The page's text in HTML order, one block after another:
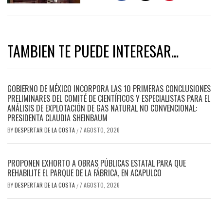
TAMBIEN TE PUEDE INTERESAR...
GOBIERNO DE MÉXICO INCORPORA LAS 10 PRIMERAS CONCLUSIONES
PRELIMINARES DEL COMITÉ DE CIENTÍFICOS Y ESPECIALISTAS PARA EL
ANÁLISIS DE EXPLOTACIÓN DE GAS NATURAL NO CONVENCIONAL:
PRESIDENTA CLAUDIA SHEINBAUM
BYDESPERTAR DE LA COSTA / 7 AGOSTO, 2026
PROPONEN EXHORTO A OBRAS PÚBLICAS ESTATAL PARA QUE
REHABILITE EL PARQUE DE LA FÁBRICA, EN ACAPULCO
BYDESPERTAR DE LA COSTA / 7 AGOSTO, 2026